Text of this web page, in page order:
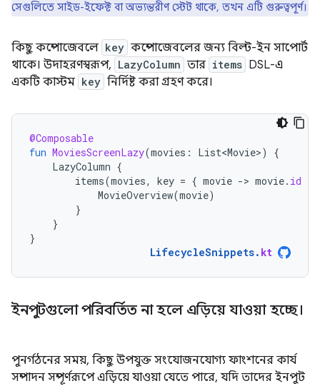
সেগুলিতে সাইড-ইফেক্ট বা অভ্যন্তরীণ স্টেট থাকে, তখন এটি গুরুত্বপূর্ণ।
কিছু কম্পোজেবলে key কম্পোজেবলের জন্য বিল্ট-ইন সাপোর্ট
থাকে। উদাহরণস্বরূপ, LazyColumn তার items DSL-এ
একটি কাস্টম key নির্দিষ্ট করা গ্রহণ করে।
@Composable
fun MoviesScreenLazy(movies : List<Movie>)
{
LazyColumn {
items(movies, key = { movie -> movie. id
MovieOverview(movie)
}
}
}
LifecycleSnippets. kt
ইনপুটগুলো পরিবর্তিত না হলে এড়িয়ে যাওয়া হচ্ছে।
পুনর্গঠনের সময়, কিছু উপযুক্ত সংযোজনযোগ্য ফাংশনের কার্য
সম্পাদন সম্পূর্ণরূপে এড়িয়ে যাওয়া যেতে পারে, যদি তাদের ইনপুট